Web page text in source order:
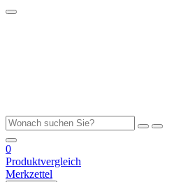
0
Produktvergleich
Merkzettel